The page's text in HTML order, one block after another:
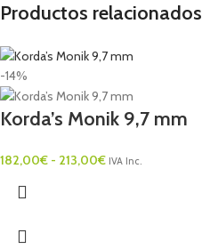
Productos relacionados
-14%
Korda’s Monik 9,7 mm
182,00€ - 213,00€ IVA Inc.